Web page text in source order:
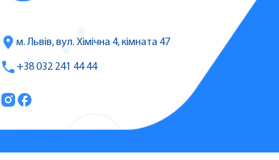
м. Львів, вул. Хімічна 4, кімната 47
+38 032 241 44 44